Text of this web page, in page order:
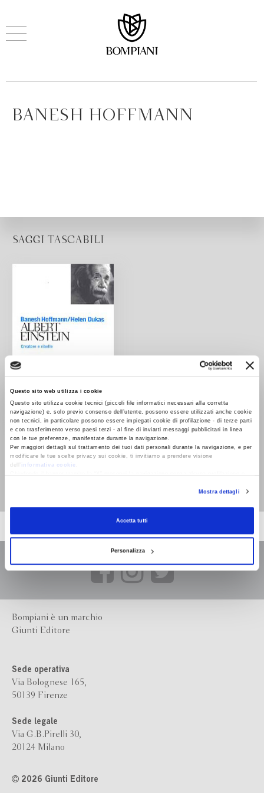
Questo sito web utilizza i cookie
Questo sito utilizza cookie tecnici (piccoli file informatici necessari alla corretta
navigazione) e, solo previo consenso dell’utente, possono essere utilizzati anche cookie
non tecnici, in particolare possono essere impiegati cookie di profilazione - di terze parti
e con trasferimento verso paesi terzi - al fine di inviarti messaggi pubblicitari in linea
con le tue preferenze, manifestate durante la navigazione.
Per maggiori dettagli sul trattamento dei tuoi dati personali durante la navigazione, e per
modificare le tue scelte privacy sui cookie, ti invitiamo a prendere visione
dell’
informativa cookie
RevocaMostra dettagli
Accetta tutti
Personalizza
BANESH HOFFMANN
SAGGI TASCABILI
Albert Einstein.
Creatore e ribelle
Banesh Hoffmann,
Bompiani è un marchio
Giunti Editore
Sede operativa
Via Bolognese 165,
50139 Firenze
Sede legale
Via G.B.Pirelli 30,
20124 Milano
2026 Giunti Editore